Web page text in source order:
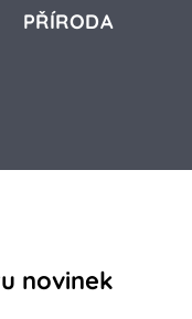
PŘÍRODA
novinek